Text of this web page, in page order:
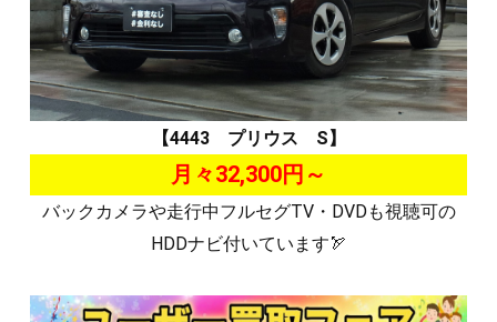
【4443 プリウス S】
月々32,300円～
バックカメラや走行中フルセグTV・DVDも視聴可の
HDDナビ付いています🏹